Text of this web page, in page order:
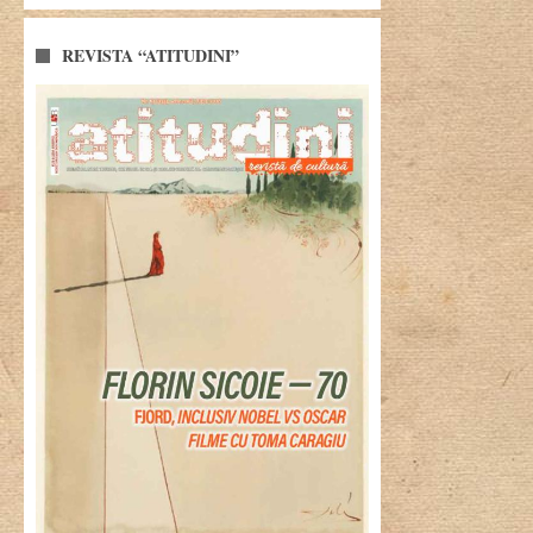
REVISTA “ATITUDINI”